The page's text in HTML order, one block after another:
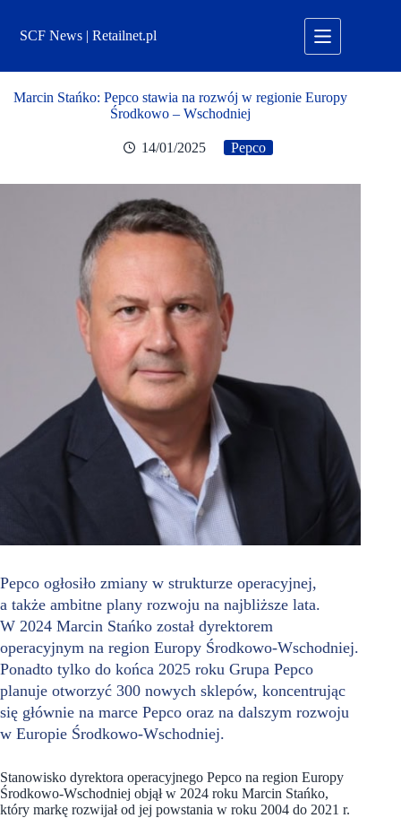
treściSCF News | Retailnet.pl
Marcin Stańko: Pepco stawia na rozwój w regionie Europy
Środkowo – Wschodniej
14/01/2025 Pepco
Pepco ogłosiło zmiany w strukturze operacyjnej,
a także ambitne plany rozwoju na najbliższe lata.
W 2024 Marcin Stańko został dyrektorem
operacyjnym na region Europy Środkowo-Wschodniej.
Ponadto tylko do końca 2025 roku Grupa Pepco
planuje otworzyć 300 nowych sklepów, koncentrując
się głównie na marce Pepco oraz na dalszym rozwoju
w Europie Środkowo-Wschodniej.
Stanowisko dyrektora operacyjnego Pepco na region Europy
Środkowo-Wschodniej objął w 2024 roku Marcin Stańko,
który markę rozwijał od jej powstania w roku 2004 do 2021 r.